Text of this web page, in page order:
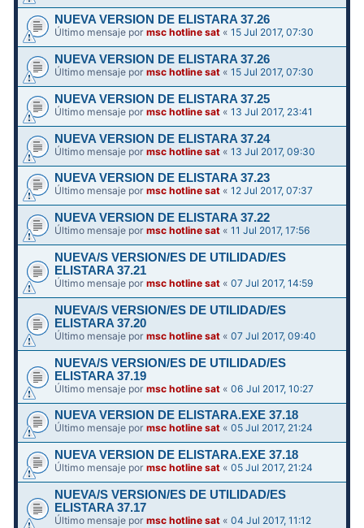
NUEVA VERSION DE ELISTARA 37.26
Último mensaje pormsc hotline sat «15 Jul 2017, 07:30
NUEVA VERSION DE ELISTARA 37.26
Último mensaje pormsc hotline sat «15 Jul 2017, 07:30
NUEVA VERSION DE ELISTARA 37.25
Último mensaje pormsc hotline sat «13 Jul 2017, 23:41
NUEVA VERSION DE ELISTARA 37.24
Último mensaje pormsc hotline sat «13 Jul 2017, 09:30
NUEVA VERSION DE ELISTARA 37.23
Último mensaje pormsc hotline sat «12 Jul 2017, 07:37
NUEVA VERSION DE ELISTARA 37.22
Último mensaje pormsc hotline sat «11 Jul 2017, 17:56
NUEVA/S VERSION/ES DE UTILIDAD/ES
ELISTARA 37.21
Último mensaje pormsc hotline sat «07 Jul 2017, 14:59
NUEVA/S VERSION/ES DE UTILIDAD/ES
ELISTARA 37.20
Último mensaje pormsc hotline sat «07 Jul 2017, 09:40
NUEVA/S VERSION/ES DE UTILIDAD/ES
ELISTARA 37.19
Último mensaje pormsc hotline sat «06 Jul 2017, 10:27
NUEVA VERSION DE ELISTARA.EXE 37.18
Último mensaje pormsc hotline sat «05 Jul 2017, 21:24
NUEVA VERSION DE ELISTARA.EXE 37.18
Último mensaje pormsc hotline sat «05 Jul 2017, 21:24
NUEVA/S VERSION/ES DE UTILIDAD/ES
ELISTARA 37.17
Último mensaje pormsc hotline sat «04 Jul 2017, 11:12